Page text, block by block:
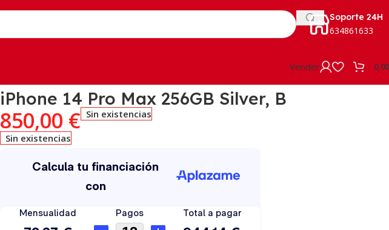
Soporte 24H
634861633
Vender
iPhone 14 Pro Max 256GB Silver, B
850,00 € Sin existencias
Sin existencias